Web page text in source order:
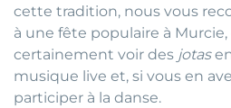
cette tradition, nous vous
à une fête populaire à
certainement voir des jotas
musique live et, si vous en
participer à la danse.